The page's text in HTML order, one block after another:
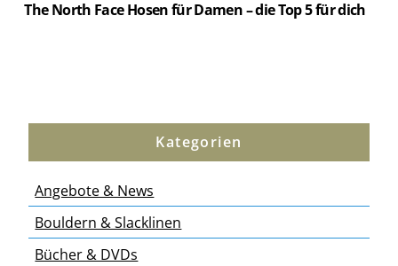
The North Face Hosen für Damen – die Top 5 für dich
Kategorien
Angebote & News
Bouldern & Slacklinen
Bücher & DVDs